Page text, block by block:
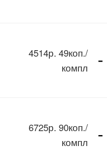
4514р. 49коп./
компл
-
6725р. 90коп./
компл
-